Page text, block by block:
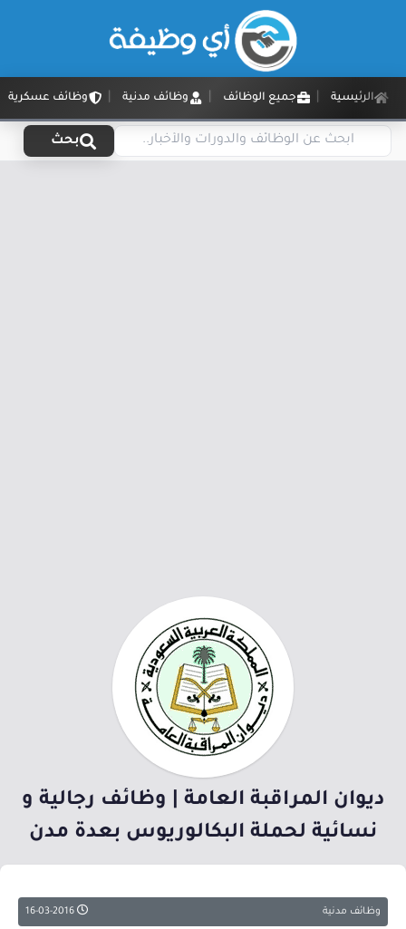
الرئيسية جميع الوظائف وظائف مدنية وظائف عسكرية
بحث
ديوان المراقبة العامة | وظائف رجالية و
نسائية لحملة البكالوريوس بعدة مدن
وظائف مدنية